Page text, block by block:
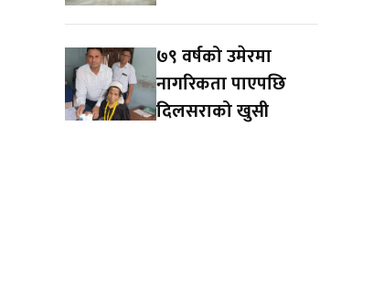
७९ वर्षको उमेरमा
नागरिकता पाएपछि
दिलसराको खुसी